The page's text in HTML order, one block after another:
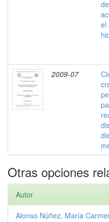
el
2009-07
Otras opciones
Autor
Alonso Núñez, María